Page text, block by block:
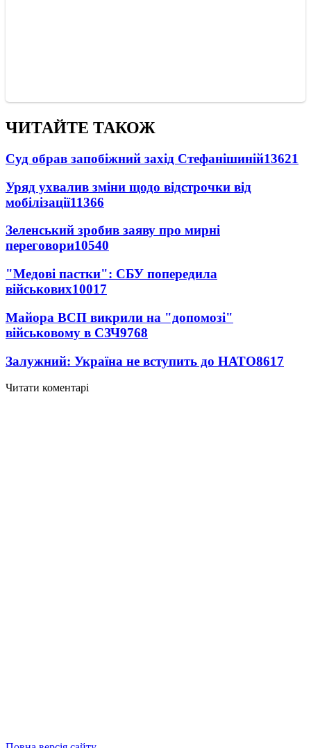
ЧИТАЙТЕ ТАКОЖ
Суд обрав запобіжний захід Стефанішиній13621
Уряд ухвалив зміни щодо відстрочки від
мобілізації11366
Зеленський зробив заяву про мирні
переговори10540
"Медові пастки": СБУ попередила
військових10017
Майора ВСП викрили на "допомозі"
військовому в СЗЧ9768
Залужний: Україна не вступить до НАТО8617
Читати коментарі